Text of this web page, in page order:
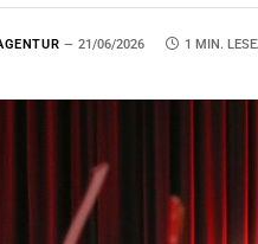
21/06/2026 1 MIN.